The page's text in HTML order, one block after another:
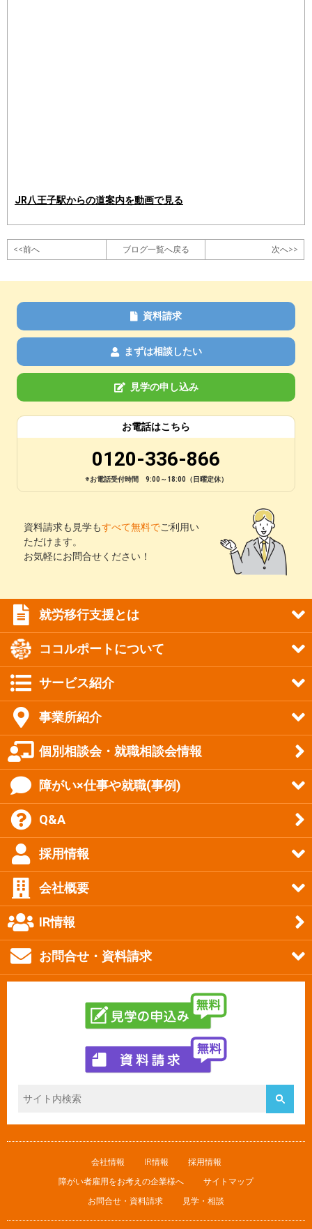
JR八王子駅からの道案内を動画で見る
<<前へ ブログ一覧へ戻る 次へ>>
資料請求
まずは相談したい
見学の申し込み
お電話はこちら
0120-336-866
※お電話受付時間 9:00～18:00（日曜定休）
資料請求も見学もすべて無料でご利用い
ただけます。
お気軽にお問合せください！
就労移行支援とは
ココルポートについて
サービス紹介
事業所紹介
個別相談会・就職相談会情報
障がい×仕事や就職(事例)
Q&A
採用情報
会社概要
IR情報
お問合せ・資料請求
会社情報 IR情報
採用情報
障がい者雇用をお考えの企業様へ
サイトマップ
お問合せ・資料請求
見学・相談